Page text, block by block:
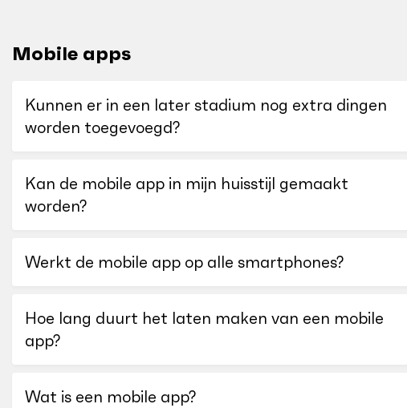
Mobile apps
Kunnen er in een later stadium nog extra dingen
worden toegevoegd?
Kan de mobile app in mijn huisstijl gemaakt
worden?
Werkt de mobile app op alle smartphones?
Hoe lang duurt het laten maken van een mobile
app?
Wat is een mobile app?